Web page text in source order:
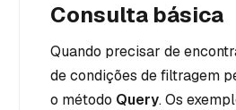
Consulta básica
Quando precisar de
de condições de filtragem
o método Query. Os